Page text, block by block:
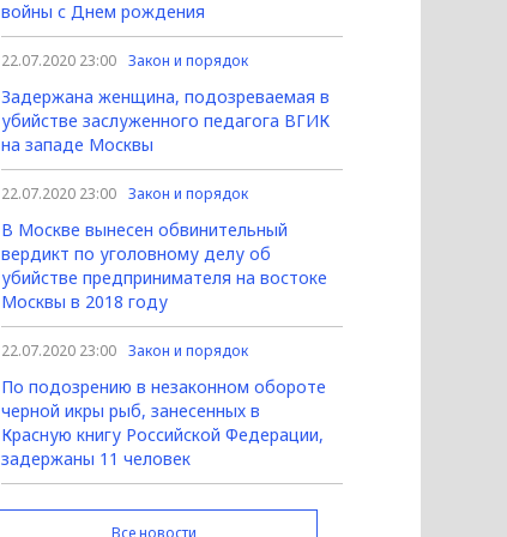
войны с Днем рождения
22.07.2020 23:00 Закон и порядок
Задержана женщина, подозреваемая в
убийстве заслуженного педагога ВГИК
на западе Москвы
22.07.2020 23:00 Закон и порядок
В Москве вынесен обвинительный
вердикт по уголовному делу об
убийстве предпринимателя на востоке
Москвы в 2018 году
22.07.2020 23:00 Закон и порядок
По подозрению в незаконном обороте
черной икры рыб, занесенных в
Красную книгу Российской Федерации,
задержаны 11 человек
Все новости